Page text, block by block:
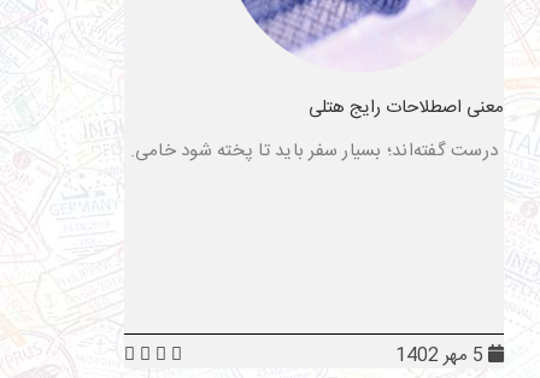
معنی اصطلاحات رایج هتلی
درست گفته‌اند؛ بسیار سفر باید تا پخته شود خامی.